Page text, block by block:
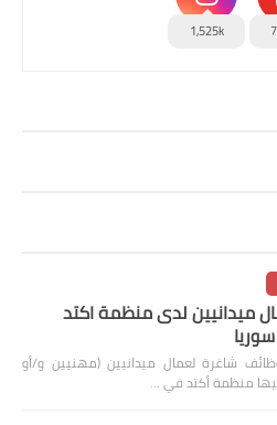
1,525k
ميدانيين لدى منظمة اكتد
شاغرة لعمال ميدانيين (مهنيين و/أو
منظمة أكتد في …